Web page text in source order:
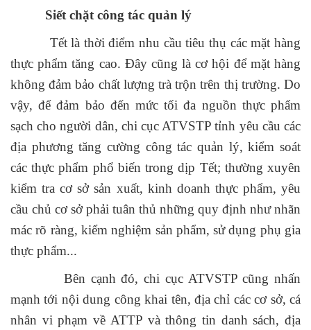
Siết chặt công tác quản lý
Tết là thời điểm nhu cầu tiêu thụ các mặt hàng
thực phẩm tăng cao. Đây cũng là cơ hội để mặt hàng
không đảm bảo chất lượng trà trộn trên thị trường. Do
vậy, để đảm bảo đến mức tối đa nguồn thực phẩm
sạch cho người dân, chi cục ATVSTP tỉnh yêu cầu các
địa phương tăng cường công tác quản lý, kiểm soát
các thực phẩm phổ biến trong dịp Tết; thường xuyên
kiểm tra cơ sở sản xuất, kinh doanh thực phẩm, yêu
cầu chủ cơ sở phải tuân thủ những quy định như nhãn
mác rõ ràng, kiểm nghiệm sản phẩm, sử dụng phụ gia
thực phẩm...
Bên cạnh đó, chi cục ATVSTP cũng nhấn
mạnh tới nội dung công khai tên, địa chỉ các cơ sở, cá
nhân vi phạm về ATTP và thông tin danh sách, địa